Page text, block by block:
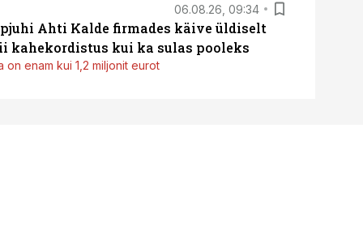
06.08.26, 09:34
Ahti Kalde firmades käive üldiselt
kahekordistus kui ka sulas pooleks
on enam kui 1,2 miljonit eurot